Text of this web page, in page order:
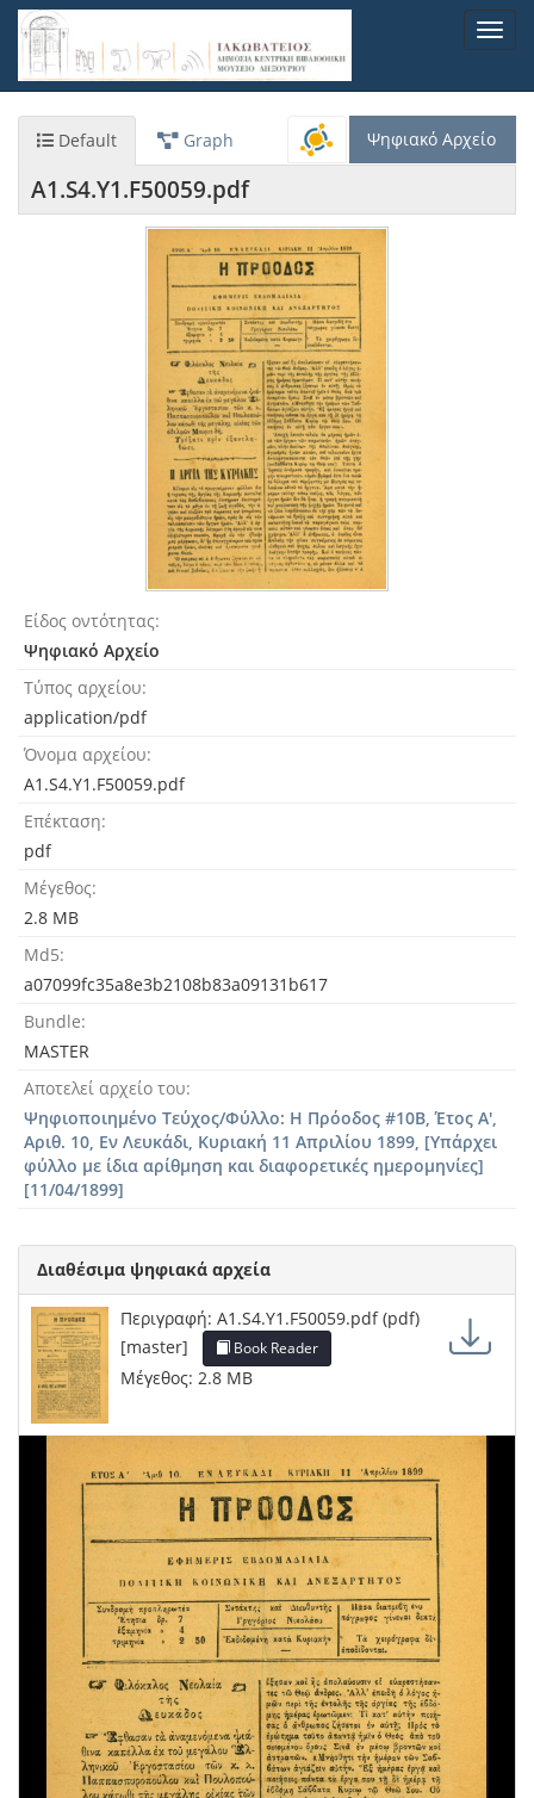
Παράκαμψη
προς
κυρίως
Default Graph Ψηφιακό Αρχείο
A1.S4.Y1.F50059.pdf
Είδος οντότητας
Ψηφιακό Αρχείο
Τύπος αρχείου
application/pdf
Όνομα αρχείου
A1.S4.Y1.F50059.pdf
Επέκταση
pdf
Μέγεθος
2.8 MB
Md5
a07099fc35a8e3b2108b83a09131b617
Bundle
MASTER
Αποτελεί αρχείο του
Ψηφιοποιημένο Τεύχος/Φύλλο: Η Πρόοδος #10Β, Έτος Α',
Αριθ. 10, Εν Λευκάδι, Κυριακή 11 Απριλίου 1899, [Υπάρχει
φύλλο με ίδια αρίθμηση και διαφορετικές ημερομηνίες]
[11/04/1899]
Διαθέσιμα ψηφιακά αρχεία
Περιγραφή: A1.S4.Y1.F50059.pdf (pdf)
[master]
Book Reader
Μέγεθος: 2.8 MB